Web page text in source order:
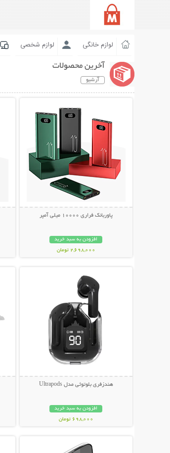
لوازم خانگی لوازم شخصی
آخرین محصولات
آرشیو
پاوربانک فراری 10000 میلی آمپر
افزودن به سبد خرید
2,698,000 تومان
هندزفری بلوتوثی مدل Ultrapods
افزودن به سبد خرید
698,000 تومان